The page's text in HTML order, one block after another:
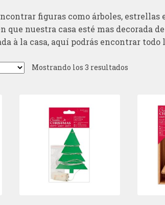
figuras como árboles, estrellas
que nuestra casa esté mas decorada
à la casa, aquí podrás encontrar
Mostrando los 3 resultados